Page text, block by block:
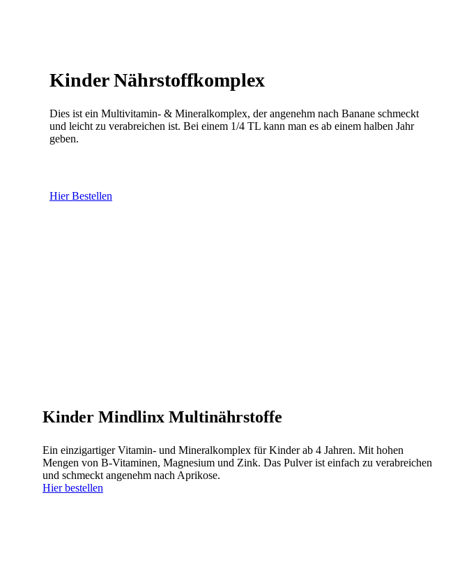
Kinder Nährstoffkomplex
Dies ist ein Multivitamin- & Mineralkomplex, der angenehm nach Banane schmeckt
und leicht zu verabreichen ist. Bei einem 1/4 TL kann man es ab einem halben Jahr
geben.
Hier Bestellen
Kinder Mindlinx Multinährstoffe
Ein einzigartiger Vitamin- und Mineralkomplex für Kinder ab 4 Jahren. Mit hohen
Mengen von B-Vitaminen, Magnesium und Zink. Das Pulver ist einfach zu verabreichen
und schmeckt angenehm nach Aprikose.
Hier bestellen